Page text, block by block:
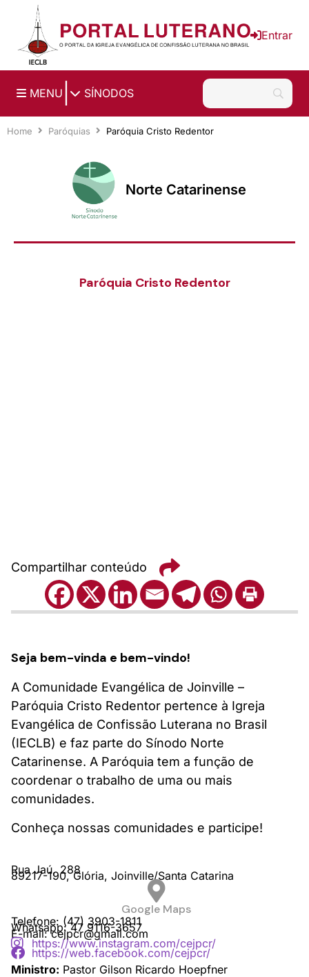
Ir para o conteúdo principal
Entrar
MENU SÍNODOS
Home Paróquias Paróquia Cristo Redentor
Norte Catarinense
Paróquia Cristo Redentor
Compartilhar conteúdo
Seja bem-vinda e bem-vindo!
A Comunidade Evangélica de Joinville –
Paróquia Cristo Redentor pertence à Igreja
Evangélica de Confissão Luterana no Brasil
(IECLB) e faz parte do Sínodo Norte
Catarinense. A Paróquia tem a função de
coordenar o trabalho de uma ou mais
comunidades.
Conheça nossas comunidades e participe!
Rua Jaú, 288
89217-190, Glória, Joinville/Santa Catarina
Google Maps
Telefone: (47) 3903-1811
Whatsapp: 47 9116-3657
E-mail: cejpcr@gmail.com
https://www.instagram.com/cejpcr/
https://web.facebook.com/cejpcr/
Ministro: Pastor Gilson Ricardo Hoepfner